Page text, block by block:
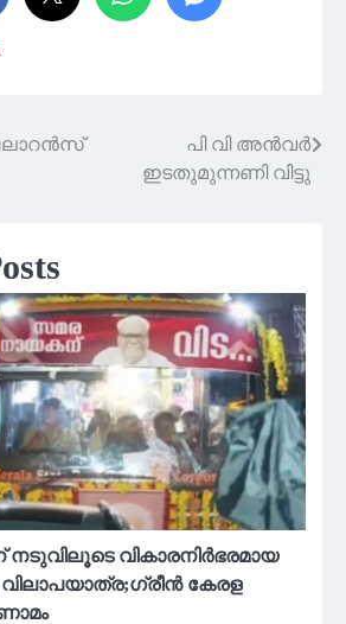
പി വി അൻവർ
ഇടതുമുന്നണി വിട്ടു
വികാരനിര്‍ഭരമായ
വിലാപയാത്ര;ഗ്രീൻ കേരള